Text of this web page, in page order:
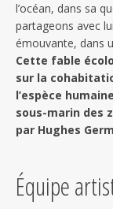
l’océan, dans sa
partageons avec
émouvante, dans
Cette fable
sur la
l’espèce
sous-marin des
par Hughes
Équipe